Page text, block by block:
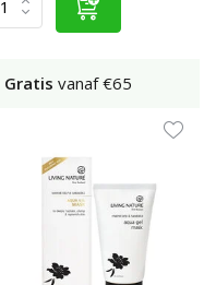
Gratis vanaf €65